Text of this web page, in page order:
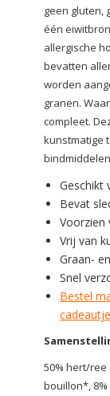
geen gluten,
één
allergische
bevatten
worden
granen.
compleet.
kunstmatige
Geschikt
Bevat
Voorzien
Vrij van
Graan-
Snel
Bestel
cadeautje
50% hert/ree
bouillon*,